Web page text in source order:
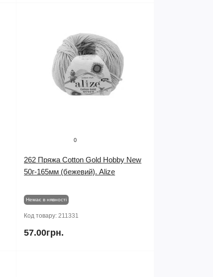
0
262 Пряжа Cotton Gold Hobby New
50г-165мм (бежевий). Alize
Немає в нявності
Код товару:211331
57.00грн.